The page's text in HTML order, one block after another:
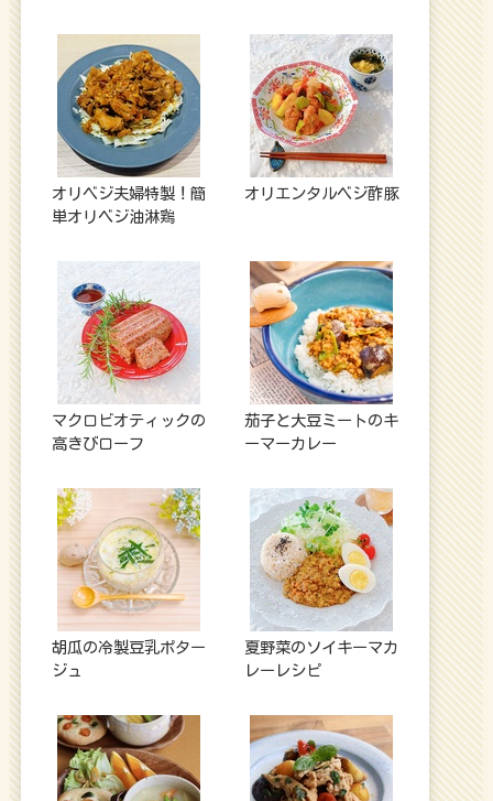
オリベジ夫婦特製！簡
単オリベジ油淋鶏
オリエンタルベジ酢豚
マクロビオティックの
高きびローフ
茄子と大豆ミートのキ
ーマーカレー
胡瓜の冷製豆乳ポター
ジュ
夏野菜のソイキーマカ
レーレシピ